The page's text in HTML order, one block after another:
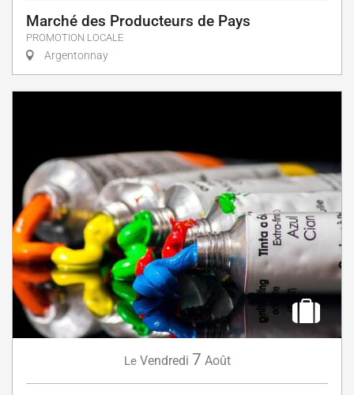
Marché des Producteurs de Pays
PROMOTION LOCALE
Argentonnay
Le Vendredi 7 Août